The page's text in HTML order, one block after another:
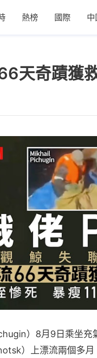
熱榜 國際 中
天奇蹟獲
）8月9日乘坐充
）上漂流兩個多月